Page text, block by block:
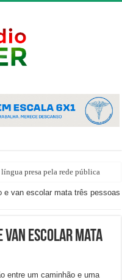
presa pela rede pública
e van escolar mata três pessoas
van escolar mata
entre um caminhão e uma